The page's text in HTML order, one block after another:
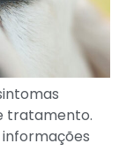
tratamento.